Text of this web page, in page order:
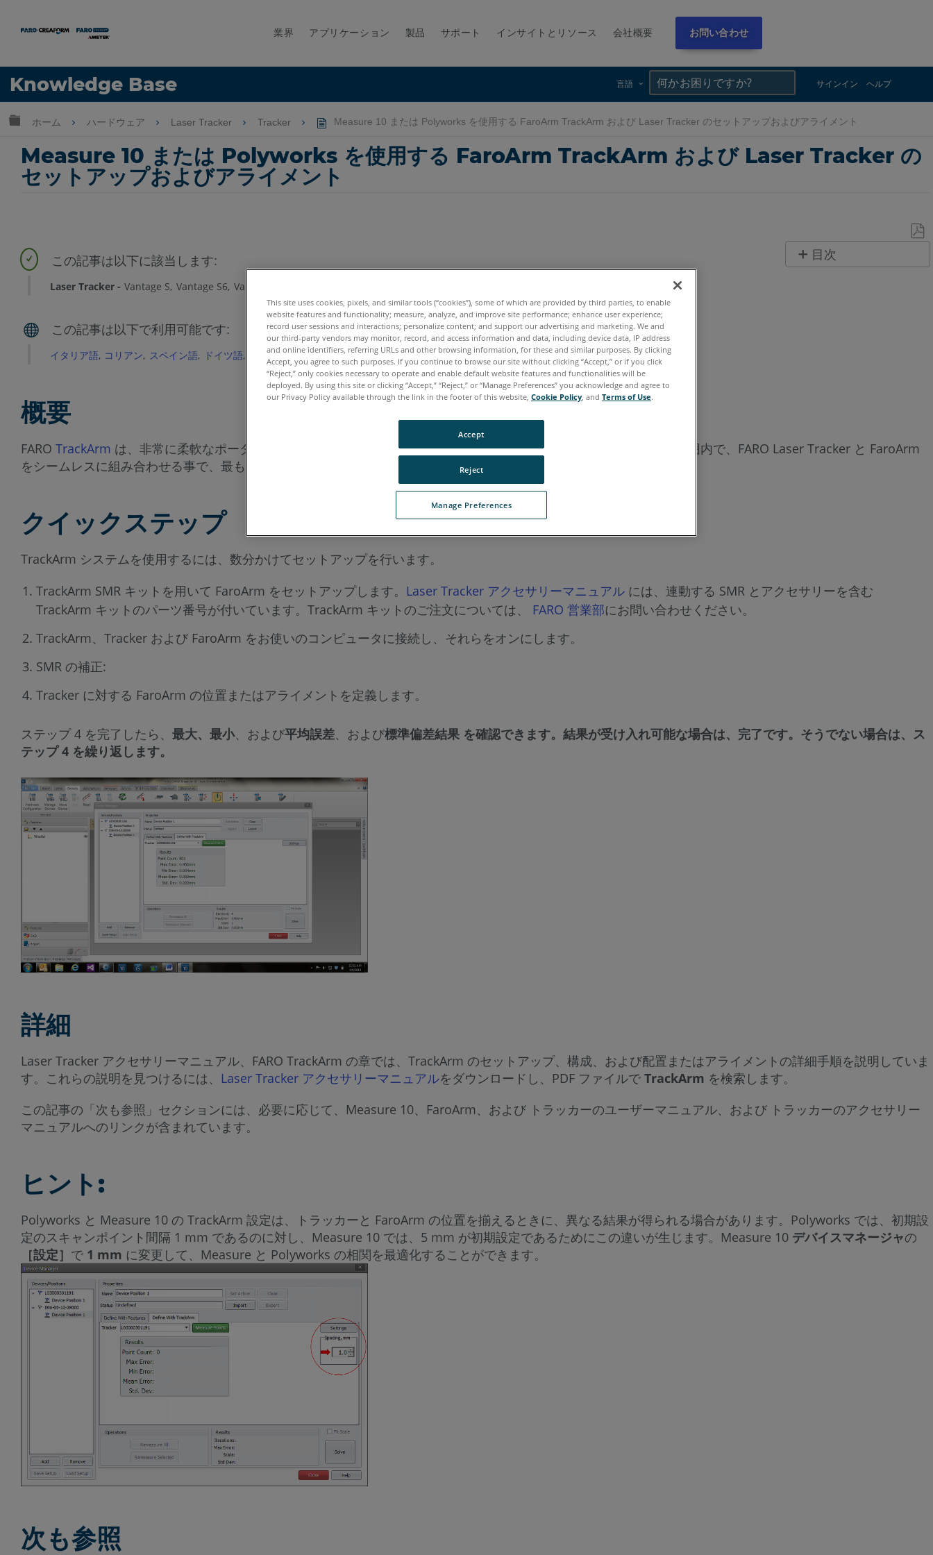
業界 アプリケーション 製品 サポート インサイトとリソース 会社概要 お問い合わせ
Knowledge Base 言語 サインイン ヘルプ
言語
グローバル階層を展開/折りたたむ
ホーム ハードウェア Laser Tracker Tracker Measure 10 または Polyworks を使用する FaroArm TrackArm および Laser Tracker のセットアップおよびアライメント
Measure 10 または Polyworks を使用する FaroArm TrackArm および Laser Tracker の
セットアップおよびアライメント
と
目次
プ
次
Laser Tracker Vantage S Vantage S6 Vantage E
イタリア語 コリアン スペイン語 ドイツ語 フランス語 ポルトガル語 中国語 日本語 英語
概要
FARO TrackArm は、非常に柔軟なポータブル 3D 測定機器です。70 メートル範囲と最大 12 フィートのプローブ到達範囲内で、FARO Laser Tracker と FaroArm
をシームレスに組み合わせる事で、最も困難な測定を簡単に行うと同時に、測量の精度を提供します。
クイックステップ
TrackArm システムを使用するには、数分かけてセットアップを行います。
TrackArm SMR キットを用いて FaroArm をセットアップします。 Laser Tracker アクセサリーマニュアル には、連動する SMR とアクセサリーを含む
TrackArm キットのパーツ番号が付いています。TrackArm キットのご注文については、
FARO 営業部にお問い合わせください。
TrackArm、Tracker および FaroArm をお使いのコンピュータに接続し、それらをオンにします。
SMR の補正:
Tracker に対する FaroArm の位置またはアライメントを定義します。
ステップ 4 を完了したら、 最大、最小、および平均誤差、および標準偏差結果 を確認できます。結果が受け入れ可能な場合は、完了です。そうでない場合は、ス
テップ 4 を繰り返します。
詳細
Laser Tracker アクセサリーマニュアル、FARO TrackArm の章では、TrackArm のセットアップ、構成、および配置またはアライメントの詳細手順を説明していま
す。これらの説明を見つけるには、 Laser Tracker アクセサリーマニュアルをダウンロードし、PDF ファイルで TrackArm を検索します。
この記事の「次も参照」セクションには、必要に応じて、Measure 10、FaroArm、および トラッカーのユーザーマニュアル、および トラッカーのアクセサリー
マニュアルへのリンクが含まれています。
ヒント:
Polyworks と Measure 10 の TrackArm 設定は、トラッカーと FaroArm の位置を揃えるときに、異なる結果が得られる場合があります。Polyworks では、初期設
定のスキャンポイント間隔 1 mm であるのに対し、Measure 10 では、5 mm が初期設定であるためにこの違いが生じます。Measure 10 デバイスマネージャの
［設定］ で 1 mm に変更して、Measure と Polyworks の相関を最適化することができます。
次も参照
This site uses cookies, pixels, and similar tools (“cookies”), some of which are provided by third parties, to enable
website features and functionality; measure, analyze, and improve site performance; enhance user experience;
record user sessions and interactions; personalize content; and support our advertising and marketing. We and
our third-party vendors may monitor, record, and access information and data, including device data, IP address
and online identifiers, referring URLs and other browsing information, for these and similar purposes. By clicking
Accept, you agree to such purposes. If you continue to browse our site without clicking “Accept,” or if you click
“Reject,” only cookies necessary to operate and enable default website features and functionalities will be
deployed. By using this site or clicking “Accept,” “Reject,” or “Manage Preferences” you acknowledge and agree to
our Privacy Policy available through the link in the footer of this website, Cookie Policy , and Terms of Use.
Manage Preferences
Reject
Accept